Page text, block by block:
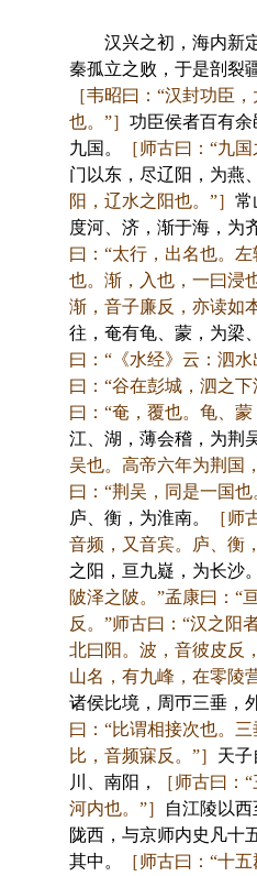
汉兴之初，海内新定
秦孤立之败，于是剖裂
［韦昭曰：“汉封功臣
也。”］ 功臣侯者百有
九国。
［师古曰：“九
门以东，尽辽阳，为燕
阳，辽水之阳也。”］ 常
度河、济，渐于海，为
曰：“太行，出名也。
也。渐，入也，一曰浸
渐，音子廉反，亦读如
往，奄有龟、蒙，为梁
曰：“《水经》云：泗
曰：“谷在彭城，泗之
曰：“奄，覆也。龟、蒙
江、湖，薄会稽，为荆吴
吴也。高帝六年为荆国
曰：“荆吴，同是一国也
庐、衡，为淮南。
［师
音频，又音宾。庐、衡
之阳，亘九嶷，为长沙。
陂泽之陂。”孟康曰：“
反。”师古曰：“汉之阳
北曰阳。波，音彼皮反
山名，有九峰，在零陵
诸侯比境，周帀三垂，
曰：“比谓相接次也。三
比，音频寐反。”］ 天子
川、南阳，
［师古曰：
河内也。”］
自江陵以
陇西，与京师内史凡十
其中。
［师古曰：“十